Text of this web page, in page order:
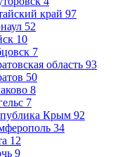
край 97
52
10
7
область 93
50
8
7
Крым 92
34
12
9